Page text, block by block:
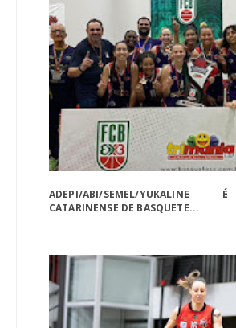
ADEPI/ABI/SEMEL/YUKALINE
CATARINENSE DE BASQUETE...